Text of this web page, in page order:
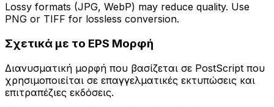
Lossy formats (JPG, WebP) may reduce quality. Use
PNG or TIFF for lossless conversion.
Σχετικά με το EPS Μορφή
Διανυσματική μορφή που βασίζεται σε PostScript που
χρησιμοποιείται σε επαγγελματικές εκτυπώσεις και
επιτραπέζιες εκδόσεις.